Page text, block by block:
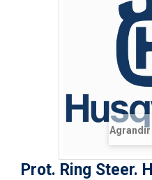
Prot. Ring Steer.